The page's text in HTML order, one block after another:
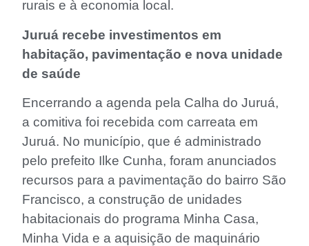
rurais e à economia local.
Juruá recebe investimentos em
habitação, pavimentação e nova unidade
de saúde
Encerrando a agenda pela Calha do Juruá,
a comitiva foi recebida com carreata em
Juruá. No município, que é administrado
pelo prefeito Ilke Cunha, foram anunciados
recursos para a pavimentação do bairro São
Francisco, a construção de unidades
habitacionais do programa Minha Casa,
Minha Vida e a aquisição de maquinário